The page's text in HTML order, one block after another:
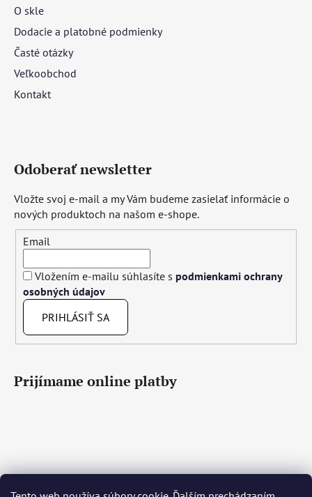
O skle
Dodacie a platobné podmienky
Časté otázky
Veľkoobchod
Kontakt
Odoberať newsletter
Vložte svoj e-mail a my Vám budeme zasielať informácie o
nových produktoch na našom e-shope.
Email
Vložením e-mailu súhlasíte s podmienkami ochrany
osobných údajov
PRIHLÁSIŤ SA
Prijímame online platby